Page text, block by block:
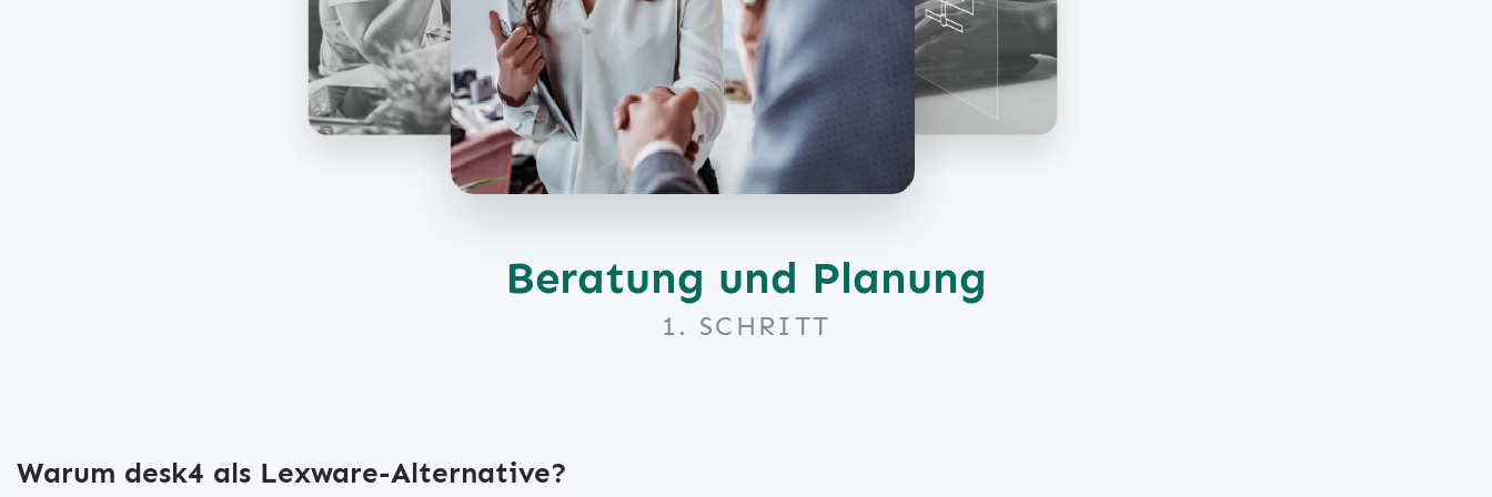
optimiert.
spezifischen Geschäftsprozessen ein und
integrieren wichtige Schnittstellen zu
weiteren Systemen, damit Sie nahtlos
weiterarbeiten können.
individuellen Anpassungen oder neuen
Anforderungen. Unser Ziel ist es, dass Sie
und Ihr Team desk4 effizient und
problemlos einsetzen können.
Betreuung, damit Ihr System stets auf dem
neuesten Stand bleibt und optimal an Ihre
Geschäftsanforderungen angepasst wird.
Beratung und Planung
1. SCHRITT
Warum desk4 als Lexware-Alternative?